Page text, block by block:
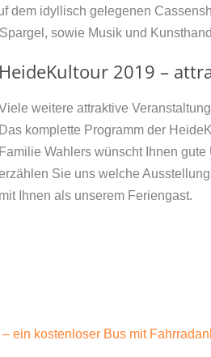
dem idyllisch gelegenen
sowie Musik und
HeideKultour 2019 –
weitere attraktive
Das komplette Programm der
Familie Wahlers wünscht Ihnen
Sie uns welche
mit Ihnen als unserem Feriengast.
ein kostenloser Bus mit